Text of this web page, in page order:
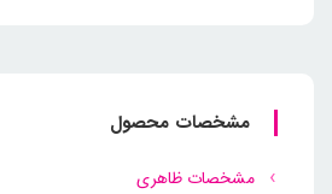
مشخصات محصول
مشخصات ظاهری